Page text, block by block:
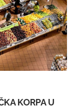
KORPA U